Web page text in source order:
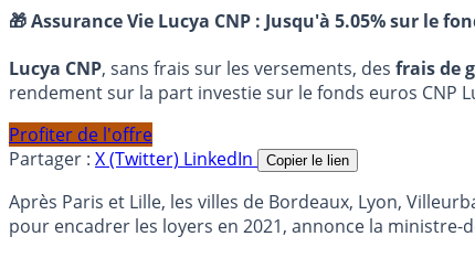
🎁 Assurance Vie Lucya CNP : Jusqu'à 5.05% sur le
Lucya CNP, sans frais sur les versements, des frais de
rendement sur la part investie sur le fonds euros CNP
Profiter de l'offre
Partager : X (Twitter) LinkedIn Copier le lien
Après Paris et Lille, les villes de Bordeaux, Lyon,
pour encadrer les loyers en 2021, annonce la ministre-